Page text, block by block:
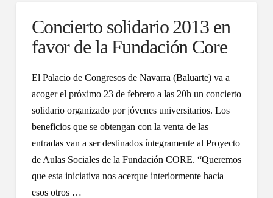
Concierto solidario 2013 en
favor de la Fundación Core
El Palacio de Congresos de Navarra (Baluarte) va a
acoger el próximo 23 de febrero a las 20h un concierto
solidario organizado por jóvenes universitarios. Los
beneficios que se obtengan con la venta de las
entradas van a ser destinados íntegramente al Proyecto
de Aulas Sociales de la Fundación CORE. “Queremos
que esta iniciativa nos acerque interiormente hacia
esos otros …